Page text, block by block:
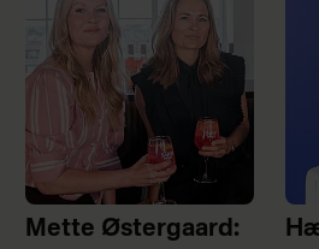
Mette Østergaard: